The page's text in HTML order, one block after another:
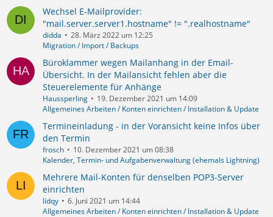
Wechsel E-Mailprovider:
"mail.server.server1.hostname" != ".realhostname"
didda
28. März 2022 um 12:25
Migration / Import / Backups
Büroklammer wegen Mailanhang in der Email-
Übersicht. In der Mailansicht fehlen aber die
Steuerelemente für Anhänge
Haussperling
19. Dezember 2021 um 14:09
Allgemeines Arbeiten / Konten einrichten / Installation & Update
Termineinladung - in der Voransicht keine Infos über
den Termin
frosch
10. Dezember 2021 um 08:38
Kalender, Termin- und Aufgabenverwaltung (ehemals Lightning)
Mehrere Mail-Konten für denselben POP3-Server
einrichten
lidqy
6. Juni 2021 um 14:44
Allgemeines Arbeiten / Konten einrichten / Installation & Update